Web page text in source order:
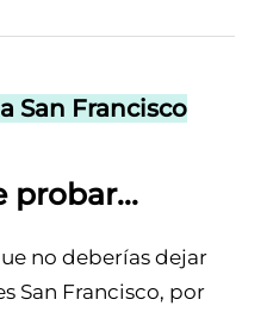
San Francisco
probar...
no deberías dejar
San Francisco, por